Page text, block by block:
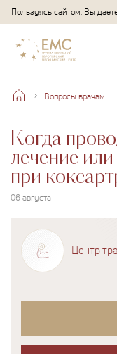
Пользуясь сайтом, Вы
Вопросы врачам
Когда
лечение
при
06 августа
Центр